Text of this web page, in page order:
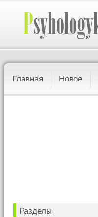
Главная Новое
Разделы